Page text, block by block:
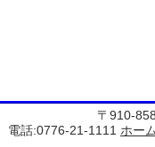
〒910-
電話:0776-21-1111 ホー